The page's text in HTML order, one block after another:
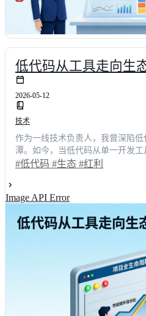
低代码从工具走向生
2026-05-12
技术
作为一线技术负责人，我曾深陷
潭。如今，当低代码从单一开发工
正迎来前所未有的效率红利。本文
落地的团队效能提升方案，助力企
#低代码 #生态 #红利
Image API Error